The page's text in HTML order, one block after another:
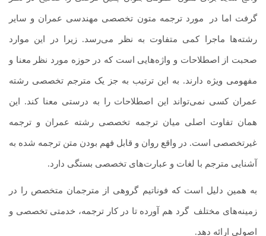
گرفت اما در مورد ترجمه متون تخصصی مهندسی عمران و سایر
رشته‌ها ماجرا کمی متفاوت به نظر می‌رسد. زیرا در این موارد
صحبت از اصطلاحات و واژه‌هایی است که در حوزه مورد نظر معنا و
مفهومی ویژه دارند. به این ترتیب به جز یک مترجم تخصصی رشته
عمران کسی نمی‌تواند این اصطلاحات را به درستی معنا کند. این
همان تفاوت اصلی میان ترجمه تخصصی رشته عمران و ترجمه
غیرتخصصی است. در واقع روان و قابل فهم بودن متن ترجمه شده به
آشنایی مترجم با لغات و عبارت‌های تخصصی بستگی دارد.
به همین دلیل است که فوناتیم گروهی از مترجمان متخصص را در
زمینه‌های مختلف گرد هم آورده تا در کار ترجمه، خدمتی تخصصی و
اصولی ارائه دهد.